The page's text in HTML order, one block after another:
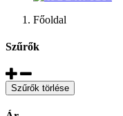
Főoldal
Szűrők
Szűrők törlése